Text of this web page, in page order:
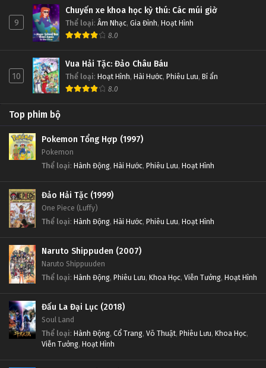
9
Chuyến xe khoa học kỳ thú: Các múi giờ
Thể loại: Âm Nhạc, Gia Đình, Hoạt Hình
8.0
10
Vua Hải Tặc: Đảo Châu Báu
Thể loại: Hoạt Hình, Hài Hước, Phiêu Lưu, Bí ẩn
8.0
Top phim bộ
Pokemon Tổng Hợp (1997)
Pokemon
Thể loại: Hành Động, Hài Hước, Phiêu Lưu, Hoạt Hình
Đảo Hải Tặc (1999)
One Piece (Luffy)
Thể loại: Hành Động, Hài Hước, Phiêu Lưu, Hoạt Hình
Naruto Shippuden (2007)
Naruto Shippuuden
Thể loại: Hành Động, Phiêu Lưu, Khoa Học, Viễn Tưởng, Hoạt Hình
Đấu La Đại Lục (2018)
Soul Land
Thể loại: Hành Động, Cổ Trang, Võ Thuật, Phiêu Lưu, Khoa Học,
Viễn Tưởng, Hoạt Hình